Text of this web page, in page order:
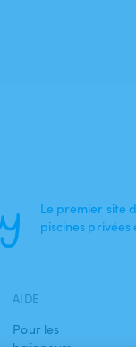
Le premier site
piscines privées
AIDE
Pour les
baigneurs